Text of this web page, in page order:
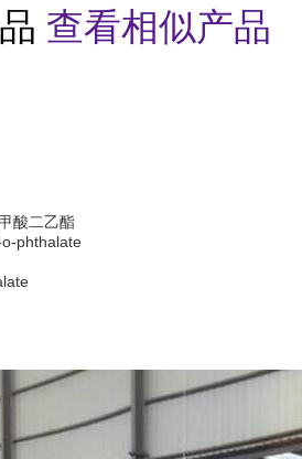
查看相似产品
酸二乙酯
phthalate